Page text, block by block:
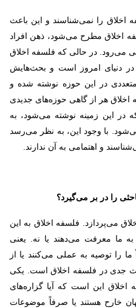
اخلاق را نمی‌شناسند و این باعث
اخلاق مطرح می‌شود، ذهن افراد
می‌رود. در حالی که فلسفه اخلاق
دنیای امروز است و بحث‌هایش
در این حوزه نوشته شده و
هر از گاهی حوزه‌های جدیدی
در این زمینه نوشته می‌شود، به
با وجود این، به نظر می‌رسد
و اهتمامی به آن ندارند.
را در بر می‌گیرد؟
می‌پردازد. فلسفه اخلاق به این
به ما معرفت می‌دهند یا نه. یعنی
را توصیه به عملی می‌کنند یا از
جدی در فلسفه اخلاق است. یکی
اخلاق این است که آیا گزاره‌های
خارح هستند یا صرفاً موضوعات